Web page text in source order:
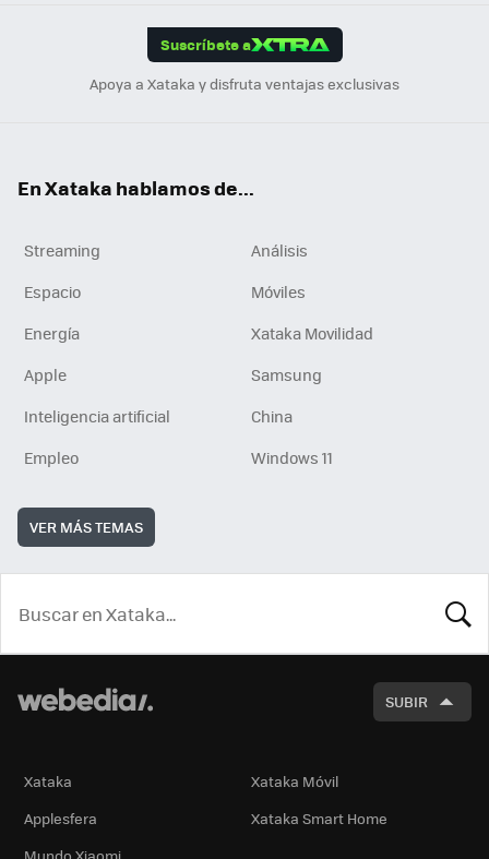
Suscríbete a
Apoya a Xataka y disfruta ventajas exclusivas
En Xataka hablamos de...
Streaming
Análisis
Espacio
Móviles
Energía
Xataka Movilidad
Apple
Samsung
Inteligencia artificial
China
Empleo
Windows 11
VER MÁS TEMAS
SUBIR
Xataka
Xataka Móvil
Applesfera
Xataka Smart Home